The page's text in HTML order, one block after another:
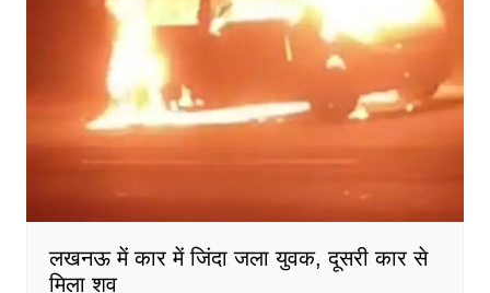
लखनऊ में कार में जिंदा जला युवक, दूसरी कार से
मिला शव